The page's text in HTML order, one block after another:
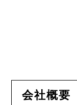
会社概要